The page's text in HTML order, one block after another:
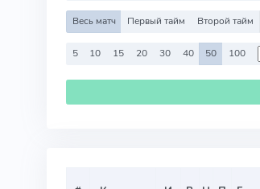
Весь матч Первый тайм Второй тайм
5 10 15 20 30 40 50 100